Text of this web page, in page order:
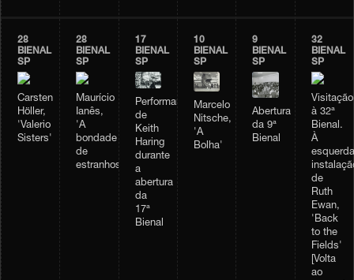
28
BIENAL
SP
Carsten
Höller,
'Valerio
Sisters'
28
BIENAL
SP
Maurício
Ianês,
'A
bondade
de
estranhos'
17
BIENAL
SP
Performance
de
Keith
Haring
durante
a
abertura
da
17ª
Bienal
10
BIENAL
SP
Marcelo
Nitsche,
'A
Bolha'
9
BIENAL
SP
Abertura
da 9ª
Bienal
32
BIENAL
SP
Visitação
à 32ª
Bienal.
À
de
Ruth
Ewan,
'Back
to the
Fields'
[Volta
ao